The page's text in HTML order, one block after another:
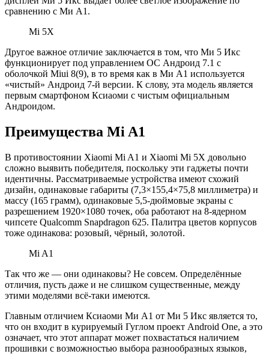
сравнению с Ми А1.
Mi 5X
Другое важное отличие заключается в том, что Ми 5 Икс
функционирует под управлением ОС Андроид 7.1 с
оболочкой Miui 8(9), в то время как в Ми А1 используется
«чистый» Андроид 7-й версии. К слову, эта модель является
первым смартфоном Ксиаоми с чистым официальным
Андроидом.
Преимущества Mi A1
В противостоянии Xiaomi Mi A1 и Xiaomi Mi 5X довольно
сложно выявить победителя, поскольку эти гаджеты почти
идентичны. Рассматриваемые устройства имеют схожий
дизайн, одинаковые габариты (7,3×155,4×75,8 миллиметра) и
массу (165 грамм), одинаковые 5,5-дюймовые экраны с
разрешением 1920×1080 точек, оба работают на 8-ядерном
чипсете Qualcomm Snapdragon 625. Палитра цветов корпусов
тоже одинакова: розовый, чёрный, золотой.
Mi A1
Так что же — они одинаковы? Не совсем. Определённые
отличия, пусть даже и не слишком существенные, между
этими моделями всё-таки имеются.
Главным отличием Ксиаоми Ми А1 от Ми 5 Икс является то,
что он входит в курируемый Гуглом проект Android One, а это
означает, что этот аппарат может похвастаться наличием
прошивки с возможностью выбора разнообразных языков,